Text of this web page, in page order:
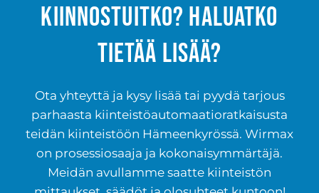
Kiinnostuitko? Haluatko
tietää lisää?
Ota yhteyttä ja kysy lisää tai pyydä tarjous
parhaasta kiinteistöautomaatioratkaisusta
teidän kiinteistöön Hämeenkyrössä. Wirmax
on prosessiosaaja ja kokonaisymmärtäjä.
Meidän avullamme saatte kiinteistön